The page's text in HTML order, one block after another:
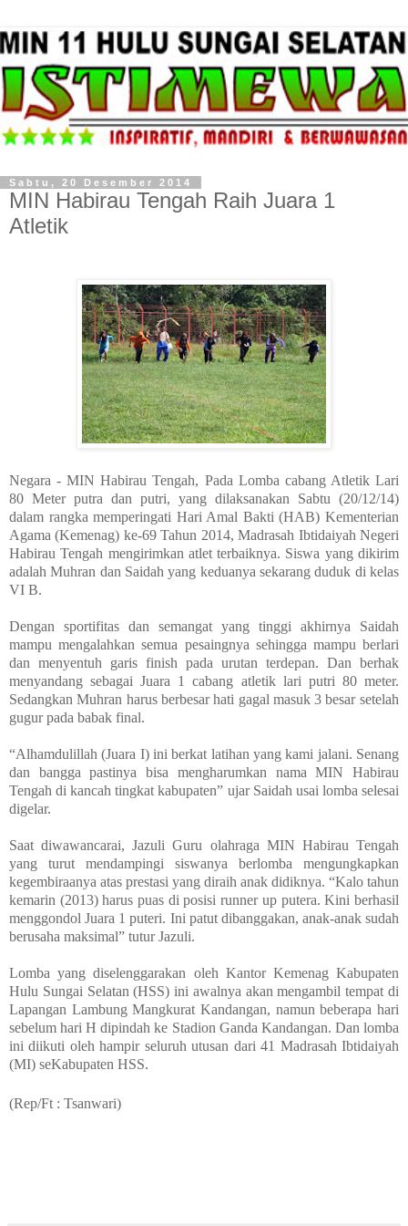
Sabtu, 20 Desember 2014
MIN Habirau Tengah Raih Juara 1
Atletik
Negara - MIN Habirau Tengah, Pada Lomba cabang Atletik Lari
80 Meter putra dan putri, yang dilaksanakan Sabtu (20/12/14)
dalam rangka memperingati Hari Amal Bakti (HAB) Kementerian
Agama (Kemenag) ke-69 Tahun 2014, Madrasah Ibtidaiyah Negeri
Habirau Tengah mengirimkan atlet terbaiknya. Siswa yang dikirim
adalah Muhran dan Saidah yang keduanya sekarang duduk di kelas
VI B.
Dengan sportifitas dan semangat yang tinggi akhirnya Saidah
mampu mengalahkan semua pesaingnya sehingga mampu berlari
dan menyentuh garis finish pada urutan terdepan. Dan berhak
menyandang sebagai Juara 1 cabang atletik lari putri 80 meter.
Sedangkan Muhran harus berbesar hati gagal masuk 3 besar setelah
gugur pada babak final.
“Alhamdulillah (Juara I) ini berkat latihan yang kami jalani. Senang
dan bangga pastinya bisa mengharumkan nama MIN Habirau
Tengah di kancah tingkat kabupaten” ujar Saidah usai lomba selesai
digelar.
Saat diwawancarai, Jazuli Guru olahraga MIN Habirau Tengah
yang turut mendampingi siswanya berlomba mengungkapkan
kegembiraanya atas prestasi yang diraih anak didiknya. “Kalo tahun
kemarin (2013) harus puas di posisi runner up putera. Kini berhasil
menggondol Juara 1 puteri. Ini patut dibanggakan, anak-anak sudah
berusaha maksimal” tutur Jazuli.
Lomba yang diselenggarakan oleh Kantor Kemenag Kabupaten
Hulu Sungai Selatan (HSS) ini awalnya akan mengambil tempat di
Lapangan Lambung Mangkurat Kandangan, namun beberapa hari
sebelum hari H dipindah ke Stadion Ganda Kandangan. Dan lomba
ini diikuti oleh hampir seluruh utusan dari 41 Madrasah Ibtidaiyah
(MI) seKabupaten HSS.
(Rep/Ft : Tsanwari)